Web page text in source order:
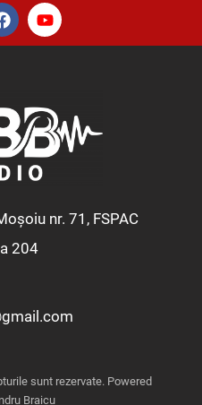
F
a
c
o
k
Y
o
u
e
nr. 71, FSPAC
204
sunt rezervate. Powered
Braicu